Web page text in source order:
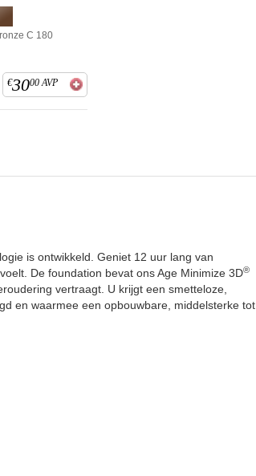
C 180
€3000 AVP
is ontwikkeld. Geniet 12 uur lang van
De foundation bevat ons Age Minimize 3D®
vertraagt. U krijgt een smetteloze,
en waarmee een opbouwbare, middelsterke tot